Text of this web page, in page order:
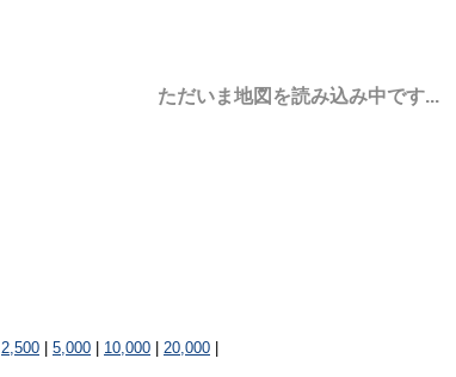
ただいま地図を読み込み中です...
2,500 5,000 10,000 20,000